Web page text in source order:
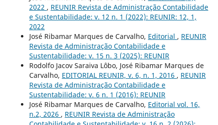
2022 , REUNIR Revista de Administração Contabilidade
e Sustentabilidade: v. 12 n. 1 (2022): REUNIR: 12, 1,
2022
José Ribamar Marques de Carvalho, Editorial , REUNIR
Revista de Administração Contabilidade e
Sustentabilidade: v. 15 n. 3 (2025): REUNIR
Rodolfo Jacov Saraiva Lôbo, José Ribamar Marques de
Carvalho, EDITORIAL REUNIR, v. 6, n. 1, 2016 , REUNIR
Revista de Administração Contabilidade e
Sustentabilidade: v. 6 n. 1 (2016): REUNIR
José Ribamar Marques de Carvalho, Editorial vol. 16,
n.2, 2026 , REUNIR Revista de Administração